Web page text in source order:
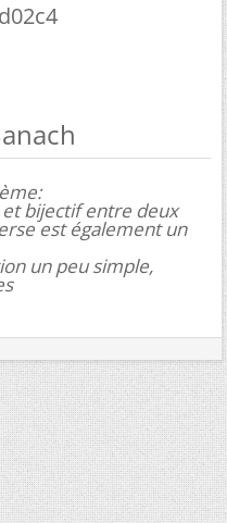
bijectif entre deux
est également un
un peu simple,